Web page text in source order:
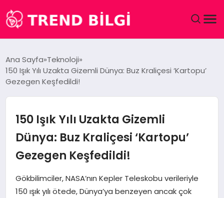
DÜNYA
EKONOMI
MAGAZIN
SAĞLIK
Ana Sayfa Teknoloji
150 Işık Yılı Uzakta Gizemli Dünya: Buz Kraliçesi ‘Kartopu’
Gezegen Keşfedildi!
150 Işık Yılı Uzakta Gizemli
Dünya: Buz Kraliçesi ‘Kartopu’
Gezegen Keşfedildi!
Gökbilimciler, NASA’nın Kepler Teleskobu verileriyle
150 ışık yılı ötede, Dünya’ya benzeyen ancak çok